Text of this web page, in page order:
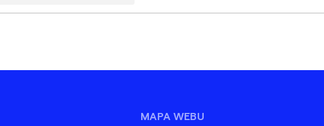
MAPA WEBU